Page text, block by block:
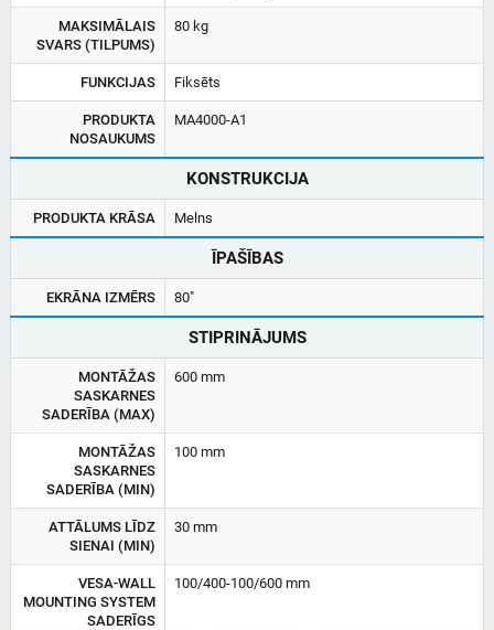
MAKSIMĀLAIS
SVARS (TILPUMS)
80 kg
FUNKCIJAS Fiksēts
PRODUKTA
NOSAUKUMS
MA4000-A1
KONSTRUKCIJA
PRODUKTA KRĀSA Melns
ĪPAŠĪBAS
EKRĀNA IZMĒRS 80"
STIPRINĀJUMS
MONTĀŽAS
SASKARNES
SADERĪBA (MAX)
600 mm
MONTĀŽAS
SASKARNES
SADERĪBA (MIN)
100 mm
ATTĀLUMS LĪDZ
SIENAI (MIN)
30 mm
VESA-WALL
MOUNTING SYSTEM
SADERĪGS
100/400-100/600 mm